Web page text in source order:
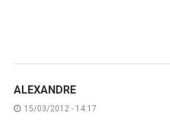
ALEXANDRE
15/03/2012 - 14:17